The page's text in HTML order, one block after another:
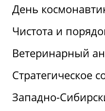
День
Чистота и
Ветеринарный
Стратегическое
Западно-